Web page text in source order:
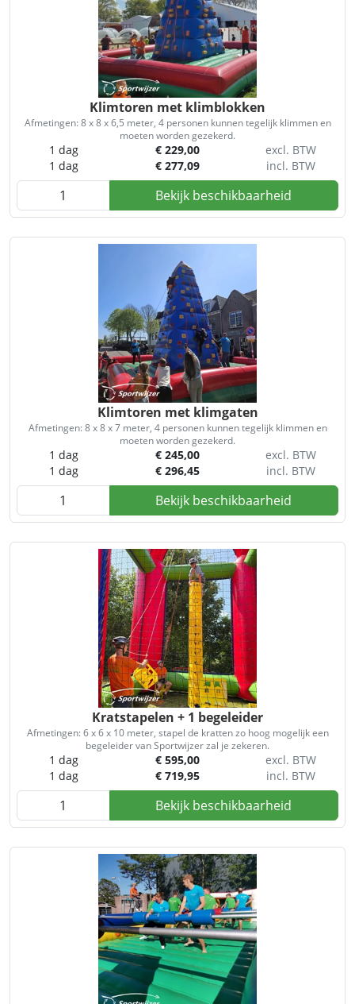
Klimtoren met klimblokken
1 dag € 229,00
excl. BTW
1 dag
€ 277,09 incl. BTW
Afmetingen: 8 x 8 x 6,5 meter, 4 personen kunnen tegelijk klimmen en
moeten worden gezekerd.
Bekijk beschikbaarheid
Klimtoren met klimgaten
1 dag € 245,00
excl. BTW
1 dag
€ 296,45 incl. BTW
Afmetingen: 8 x 8 x 7 meter, 4 personen kunnen tegelijk klimmen en
moeten worden gezekerd.
Bekijk beschikbaarheid
Kratstapelen + 1 begeleider
1 dag € 595,00
excl. BTW
1 dag
€ 719,95 incl. BTW
Afmetingen: 6 x 6 x 10 meter, stapel de kratten zo hoog mogelijk een
begeleider van Sportwijzer zal je zekeren.
Bekijk beschikbaarheid